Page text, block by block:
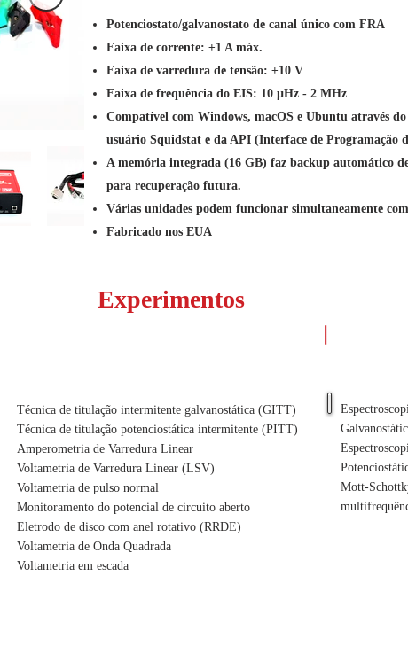
Potenciostato/galvanostato de canal único com FRA
Faixa de corrente: ±1 A máx.
Faixa de varredura de tensão: ±10 V
Faixa de frequência do EIS: 10 µHz - 2 MHz
Compatível com Windows, macOS e Ubuntu através
usuário Squidstat e da API (Interface de Programação
A memória integrada (16 GB) faz backup automático
para recuperação futura.
Várias unidades podem funcionar simultaneamente
Fabricado nos EUA
Mott-
Experimentos
Técnica de titulação intermitente galvanostática (GITT)
Técnica de titulação potenciostática intermitente (PITT)
Amperometria de Varredura Linear
Voltametria de Varredura Linear (LSV)
Voltametria de pulso normal
Monitoramento do potencial de circuito aberto
Eletrodo de disco com anel rotativo (RRDE)
Voltametria de Onda Quadrada
Voltametria em escada